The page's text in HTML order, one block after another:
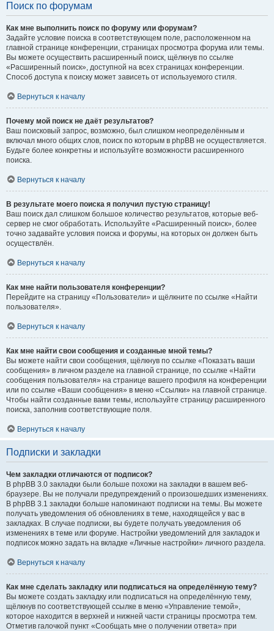
Поиск по форумам
Как мне выполнить поиск по форуму или форумам?
Задайте условие поиска в соответствующем поле, расположенном на
главной странице конференции, страницах просмотра форума или темы.
Вы можете осуществить расширенный поиск, щёлкнув по ссылке
«Расширенный поиск», доступной на всех страницах конференции.
Способ доступа к поиску может зависеть от используемого стиля.
Вернуться к началу
Почему мой поиск не даёт результатов?
Ваш поисковый запрос, возможно, был слишком неопределённым и
включал много общих слов, поиск по которым в phpBB не осуществляется.
Будьте более конкретны и используйте возможности расширенного
поиска.
Вернуться к началу
В результате моего поиска я получил пустую страницу!
Ваш поиск дал слишком большое количество результатов, которые веб-
сервер не смог обработать. Используйте «Расширенный поиск», более
точно задавайте условия поиска и форумы, на которых он должен быть
осуществлён.
Вернуться к началу
Как мне найти пользователя конференции?
Перейдите на страницу «Пользователи» и щёлкните по ссылке «Найти
пользователя».
Вернуться к началу
Как мне найти свои сообщения и созданные мной темы?
Вы можете найти свои сообщения, щёлкнув по ссылке «Показать ваши
сообщения» в личном разделе на главной странице, по ссылке «Найти
сообщения пользователя» на странице вашего профиля на конференции
или по ссылке «Ваши сообщения» в меню «Ссылки» на главной странице.
Чтобы найти созданные вами темы, используйте страницу расширенного
поиска, заполнив соответствующие поля.
Вернуться к началу
Подписки и закладки
Чем закладки отличаются от подписок?
В phpBB 3.0 закладки были больше похожи на закладки в вашем веб-
браузере. Вы не получали предупреждений о произошедших изменениях.
В phpBB 3.1 закладки больше напоминают подписки на темы. Вы можете
получать уведомления об обновлениях в теме, находящейся у вас в
закладках. В случае подписки, вы будете получать уведомления об
изменениях в теме или форуме. Настройки уведомлений для закладок и
подписок можно задать на вкладке «Личные настройки» личного раздела.
Вернуться к началу
Как мне сделать закладку или подписаться на определённую тему?
Вы можете создать закладку или подписаться на определённую тему,
щёлкнув по соответствующей ссылке в меню «Управление темой»,
которое находится в верхней и нижней части страницы просмотра тем.
Отметив галочкой пункт «Сообщать мне о получении ответа» при